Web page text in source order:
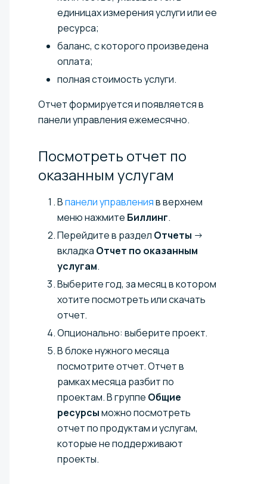
единицах измерения услуги или ее
ресурса;
баланс, с которого произведена
оплата;
полная стоимость услуги.
Отчет формируется и появляется в
панели управления ежемесячно.
Посмотреть отчет по
оказанным услугам
Впанели управленияв верхнем
меню нажмите Биллинг.
Перейдите в раздел Отчеты →
вкладка Отчет по оказанным
услугам.
Выберите год, за месяц в котором
хотите посмотреть или скачать
отчет.
Опционально: выберите проект.
В блоке нужного месяца
посмотрите отчет. Отчет в
рамках месяца разбит по
проектам. В группе Общие
ресурсыможно посмотреть
отчет по продуктам и услугам,
которые не поддерживают
проекты.